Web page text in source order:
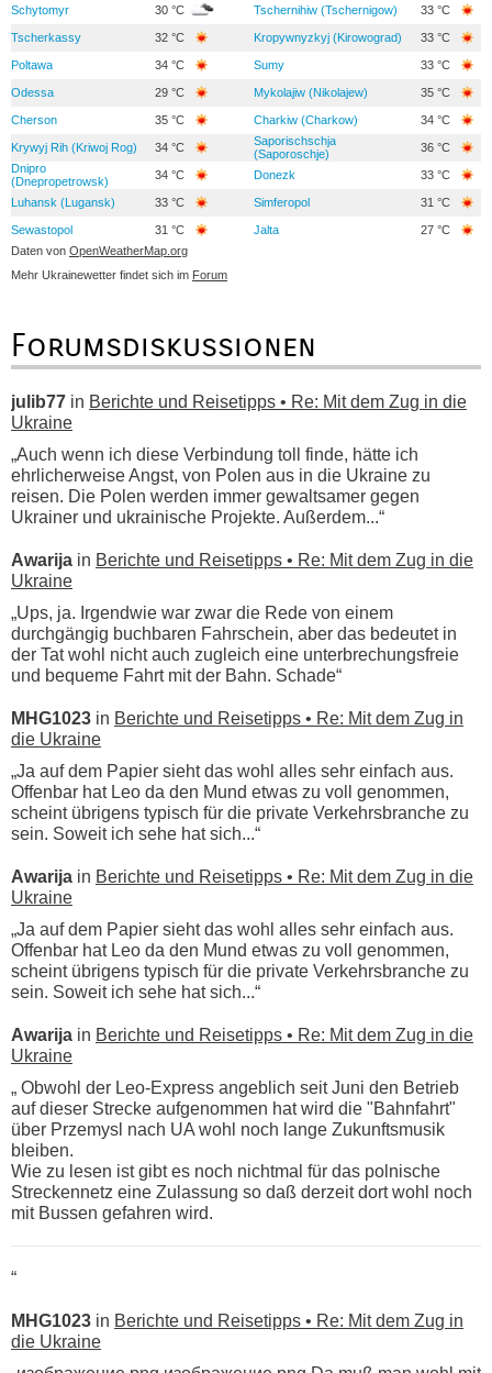
Schytomyr 30 °C Tschernihiw (Tschernigow) 33 °C
Tscherkassy 32 °C Kropywnyzkyj (Kirowograd) 33 °C
Poltawa 34 °C Sumy 33 °C
Odessa 29 °C Mykolajiw (Nikolajew) 35 °C
Cherson 35 °C Charkiw (Charkow) 34 °C
Krywyj Rih (Kriwoj Rog) 34 °C
Saporischschja
(Saporoschje)
36 °C
Dnipro
(Dnepropetrowsk)
34 °C Donezk 33 °C
Luhansk (Lugansk) 33 °C Simferopol 31 °C
Sewastopol 31 °C Jalta
27 °C
Daten von OpenWeatherMap.org
Mehr Ukrainewetter findet sich im Forum
Forumsdiskussionen
julib77 in Berichte und Reisetipps • Re: Mit dem Zug in die
Ukraine
„Auch wenn ich diese Verbindung toll finde, hätte ich
ehrlicherweise Angst, von Polen aus in die Ukraine zu
reisen. Die Polen werden immer gewaltsamer gegen
Ukrainer und ukrainische Projekte. Außerdem...“
Awarija in Berichte und Reisetipps • Re: Mit dem Zug in die
Ukraine
„Ups, ja. Irgendwie war zwar die Rede von einem
durchgängig buchbaren Fahrschein, aber das bedeutet in
der Tat wohl nicht auch zugleich eine unterbrechungsfreie
und bequeme Fahrt mit der Bahn. Schade“
MHG1023 in Berichte und Reisetipps • Re: Mit dem Zug in
die Ukraine
„Ja auf dem Papier sieht das wohl alles sehr einfach aus.
Offenbar hat Leo da den Mund etwas zu voll genommen,
scheint übrigens typisch für die private Verkehrsbranche zu
sein. Soweit ich sehe hat sich...“
Awarija in Berichte und Reisetipps • Re: Mit dem Zug in die
Ukraine
„Ja auf dem Papier sieht das wohl alles sehr einfach aus.
Offenbar hat Leo da den Mund etwas zu voll genommen,
scheint übrigens typisch für die private Verkehrsbranche zu
sein. Soweit ich sehe hat sich...“
Awarija in Berichte und Reisetipps • Re: Mit dem Zug in die
Ukraine
„ Obwohl der Leo-Express angeblich seit Juni den Betrieb
auf dieser Strecke aufgenommen hat wird die "Bahnfahrt"
über Przemysl nach UA wohl noch lange Zukunftsmusik
bleiben.
Wie zu lesen ist gibt es noch nichtmal für das polnische
Streckennetz eine Zulassung so daß derzeit dort wohl noch
mit Bussen gefahren wird.
“
MHG1023 in Berichte und Reisetipps • Re: Mit dem Zug in
die Ukraine